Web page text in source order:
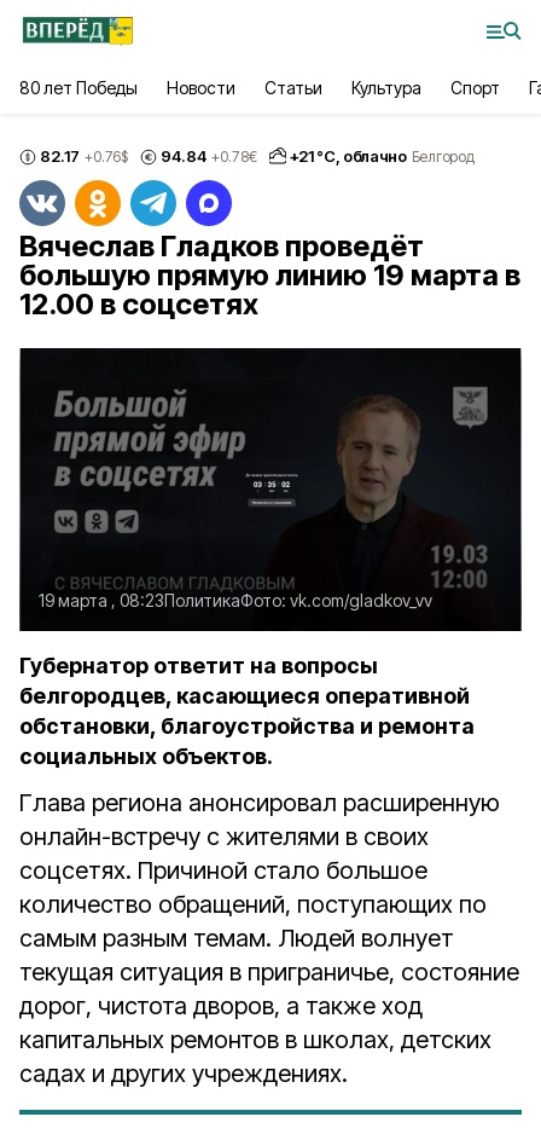
80 лет Победы Новости Статьи Культура Спорт
82.17 +0.76$ 94.84 +0.78€ +21°С, облачно Белгород
Вячеслав Гладков проведёт
большую прямую линию 19 марта в
12.00 в соцсетях
19 марта , 08:23ПолитикаФото: vk.com/gladkov_vv
Губернатор ответит на вопросы
белгородцев, касающиеся оперативной
обстановки, благоустройства и ремонта
социальных объектов.
Глава региона анонсировал расширенную
онлайн-встречу с жителями в своих
соцсетях. Причиной стало большое
количество обращений, поступающих по
самым разным темам. Людей волнует
текущая ситуация в приграничье, состояние
дорог, чистота дворов, а также ход
капитальных ремонтов в школах, детских
садах и других учреждениях.